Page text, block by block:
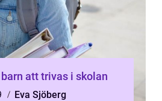
att trivas i skolan
Eva Sjöberg